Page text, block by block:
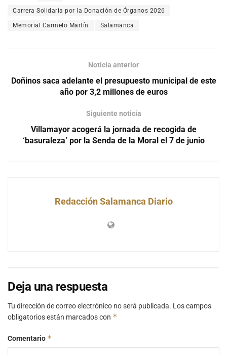
Carrera Solidaria por la Donación de Órganos 2026
Memorial Carmelo Martín Salamanca
Noticia anterior
Doñinos saca adelante el presupuesto municipal de este
año por 3,2 millones de euros
Siguiente noticia
Villamayor acogerá la jornada de recogida de
‘basuraleza’ por la Senda de la Moral el 7 de junio
Redacción Salamanca Diario
Deja una respuesta
Tu dirección de correo electrónico no será publicada. Los campos
obligatorios están marcados con *
Comentario *